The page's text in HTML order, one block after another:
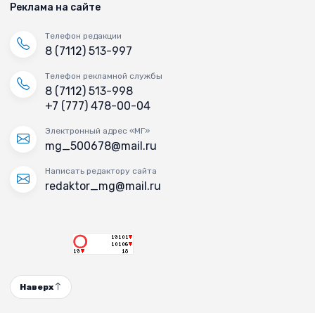
Реклама на сайте
Телефон редакции
8 (7112) 513-997
Телефон рекламной службы
8 (7112) 513-998
+7 (777) 478-00-04
Электронный адрес «МГ»
mg_500678@mail.ru
Написать редактору сайта
redaktor_mg@mail.ru
Наверх